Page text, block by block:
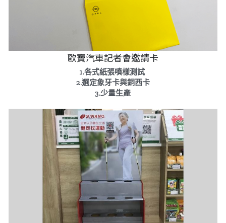
歐寶汽車記者會邀請卡
1.各式紙張噴樣測試
2.選定象牙卡與銅西卡
3.少量生產